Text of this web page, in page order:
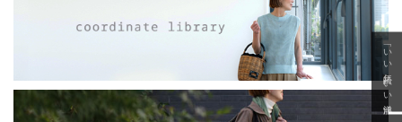
「いい年齢 いい洋服」